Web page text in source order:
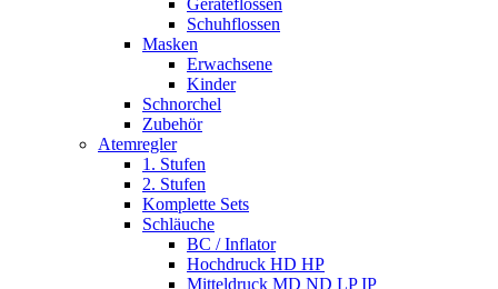
Geräteflossen
Schuhflossen
Masken
Erwachsene
Kinder
Schnorchel
Zubehör
Atemregler
1. Stufen
2. Stufen
Komplette Sets
Schläuche
BC / Inflator
Hochdruck HD HP
Mitteldruck MD ND LP IP